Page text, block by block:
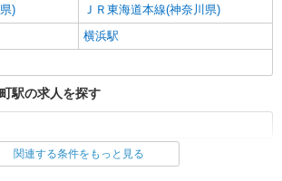
)
ＪＲ東海道本線(神奈川県)
横浜駅
駅の求人を探す
新町駅の求人を探す
関連する条件をもっと見る